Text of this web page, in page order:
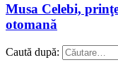
Musa Celebi,
otomană
Caută după: